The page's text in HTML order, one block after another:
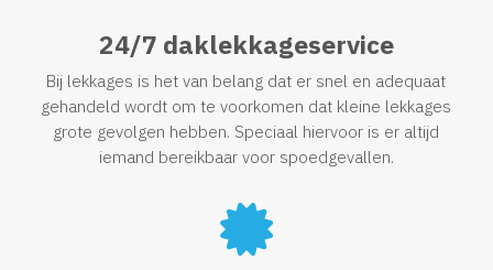
24/7 daklekkageservice
Bij lekkages is het van belang dat er snel en adequaat
gehandeld wordt om te voorkomen dat kleine lekkages
grote gevolgen hebben. Speciaal hiervoor is er altijd
iemand bereikbaar voor spoedgevallen.
